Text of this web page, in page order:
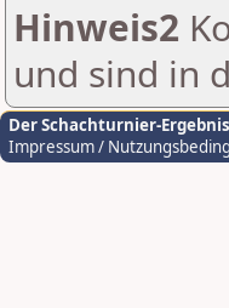
Hinweis2
und sind in
Der Schachturnier-
Impressum /